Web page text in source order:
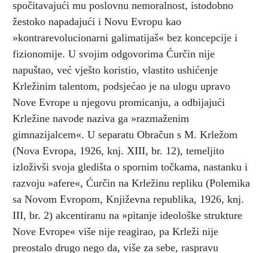
spočitavajući mu poslovnu nemoralnost, istodobno
žestoko napadajući i Novu Evropu kao
»kontrarevolucionarni galimatijaš« bez koncepcije i
fizionomije. U svojim odgovorima Ćurčin nije
napuštao, već vješto koristio, vlastito ushićenje
Krležinim talentom, podsjećao je na ulogu upravo
Nove Evrope u njegovu promicanju, a odbijajući
Krležine navode naziva ga »razmaženim
gimnazijalcem«. U separatu Obračun s M. Krležom
(Nova Evropa, 1926, knj. XIII, br. 12), temeljito
izloživši svoja gledišta o spornim točkama, nastanku i
razvoju »afere«, Ćurčin na Krležinu repliku (Polemika
sa Novom Evropom, Književna republika, 1926, knj.
III, br. 2) akcentiranu na »pitanje ideološke strukture
Nove Evrope« više nije reagirao, pa Krleži nije
preostalo drugo nego da, više za sebe, raspravu